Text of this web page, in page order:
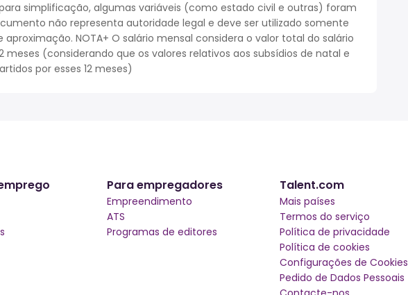
simplificação, algumas variáveis (como estado civil e outras) foram
não representa autoridade legal e deve ser utilizado somente
NOTA+ O salário mensal considera o valor total do salário
meses (considerando que os valores relativos aos subsídios de natal e
por esses 12 meses)
Para empregadores
Empreendimento
ATS
Programas de editores
Talent.com
Mais países
Termos do serviço
Política de privacidade
Política de cookies
Configurações de Cookies
Pedido de Dados Pessoais